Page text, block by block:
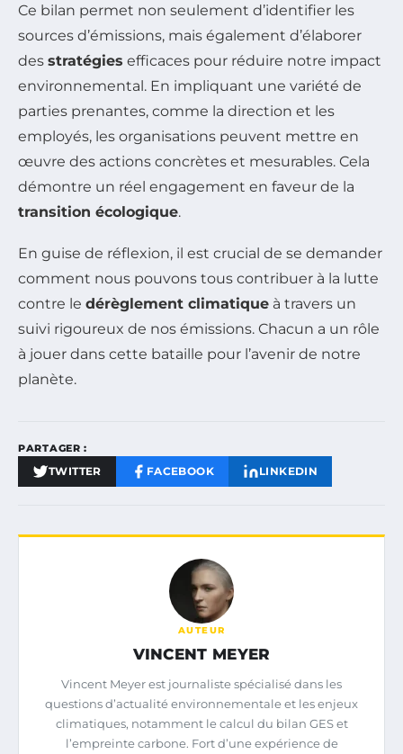
Ce bilan permet non seulement d’identifier les
sources d’émissions, mais également d’élaborer
des stratégies efficaces pour réduire notre impact
environnemental. En impliquant une variété de
parties prenantes, comme la direction et les
employés, les organisations peuvent mettre en
œuvre des actions concrètes et mesurables. Cela
démontre un réel engagement en faveur de la
transition écologique.
En guise de réflexion, il est crucial de se demander
comment nous pouvons tous contribuer à la lutte
contre le dérèglement climatique à travers un
suivi rigoureux de nos émissions. Chacun a un rôle
à jouer dans cette bataille pour l’avenir de notre
planète.
PARTAGER :
TWITTER FACEBOOK LINKEDIN
AUTEUR
VINCENT MEYER
Vincent Meyer est journaliste spécialisé dans les
questions d’actualité environnementale et les enjeux
climatiques, notamment le calcul du bilan GES et
l’empreinte carbone. Fort d’une expérience de